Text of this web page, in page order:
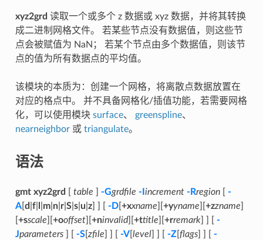
xyz2grd 读取一个或多个 z 数据或 xyz 数据，并将其转换
成二进制网格文件。 若某些节点没有数据值，则这些节
点会被赋值为 NaN； 若某个节点由多个数据值，则该节
点的值为所有数据点的平均值。
该模块的本质为：创建一个网格，将离散点数据放置在
对应的格点中。 并不具备网格化/插值功能，若需要网格
化，可以使用模块 surface、 greenspline、
nearneighbor或 triangulate。
语法
gmt xyz2grd table -Ggrdfile -I increment -Rregion[ -
A[ d f| m| n| r| S| s| u z] ] [ -D[ +xxname +yyname +zzname
+sscale +ooffset][ +ninvalid][ +ttitle +rremark] ] [ -
Jparameters] [ -S[ zfile -V[ level] ] [ -Z[ flags] ] [ -